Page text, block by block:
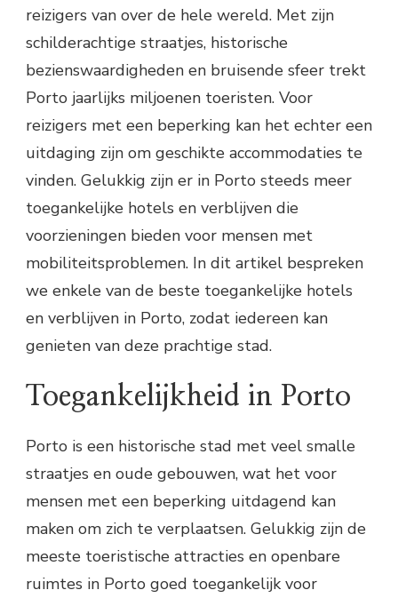
reizigers van over de hele wereld. Met zijn
schilderachtige straatjes, historische
bezienswaardigheden en bruisende sfeer trekt
Porto jaarlijks miljoenen toeristen. Voor
reizigers met een beperking kan het echter een
uitdaging zijn om geschikte accommodaties te
vinden. Gelukkig zijn er in Porto steeds meer
toegankelijke hotels en verblijven die
voorzieningen bieden voor mensen met
mobiliteitsproblemen. In dit artikel bespreken
we enkele van de beste toegankelijke hotels
en verblijven in Porto, zodat iedereen kan
genieten van deze prachtige stad.
Toegankelijkheid in Porto
Porto is een historische stad met veel smalle
straatjes en oude gebouwen, wat het voor
mensen met een beperking uitdagend kan
maken om zich te verplaatsen. Gelukkig zijn de
meeste toeristische attracties en openbare
ruimtes in Porto goed toegankelijk voor